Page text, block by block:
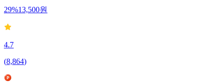
29%13,500원
4.7
(8,864)